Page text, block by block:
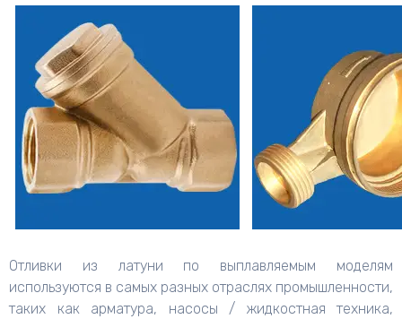
Отливки из латуни по выплавляемым моделям
используются в самых разных отраслях промышленности,
таких как арматура, насосы / жидкостная техника,